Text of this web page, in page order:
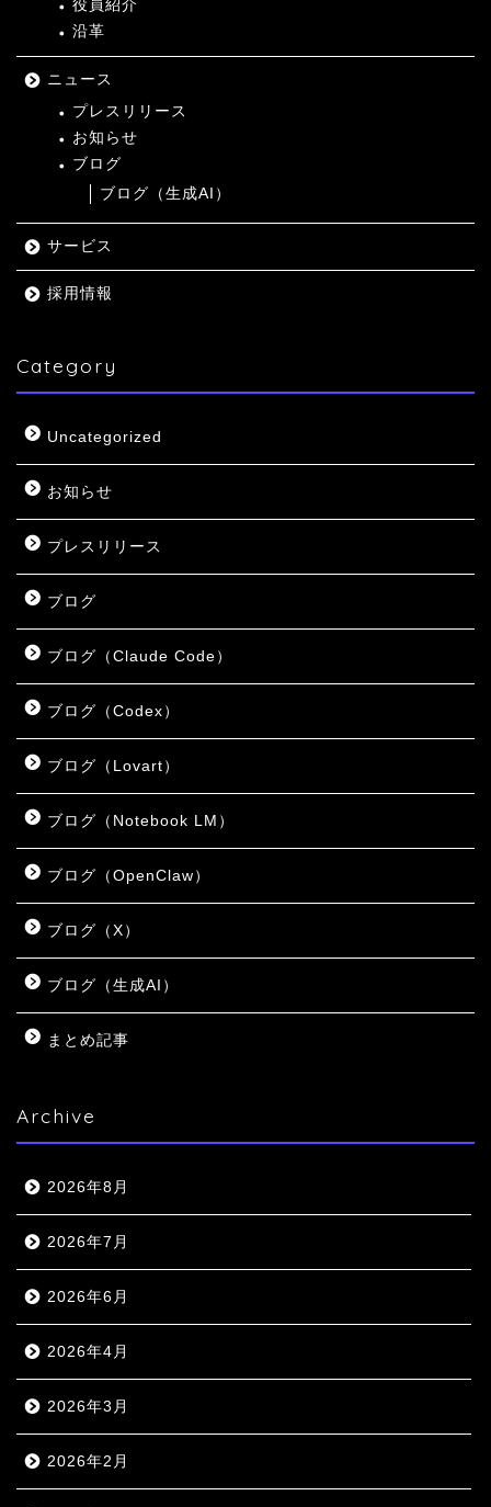
役員紹介
沿革
ニュース
プレスリリース
お知らせ
ブログ
ブログ（生成AI）
サービス
採用情報
Category
Uncategorized
お知らせ
プレスリリース
ブログ
ブログ（Claude Code）
ブログ（Codex）
ブログ（Lovart）
ブログ（Notebook LM）
ブログ（OpenClaw）
ブログ（X）
ブログ（生成AI）
まとめ記事
Archive
2026年8月
2026年7月
2026年6月
2026年4月
2026年3月
2026年2月